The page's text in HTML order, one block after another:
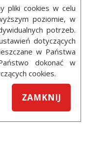
pliki cookies w celu
poziomie, w
potrzeb.
dotyczących
w Państwa
dokonać w
cookies.
ZAMKNIJ